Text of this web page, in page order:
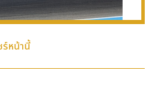
ร์หน้านี้